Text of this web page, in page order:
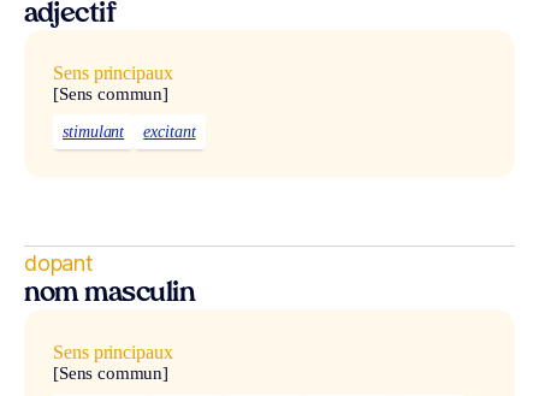
adjectif
Sens principaux
[Sens commun]
stimulant excitant
dopant
nom masculin
Sens principaux
[Sens commun]